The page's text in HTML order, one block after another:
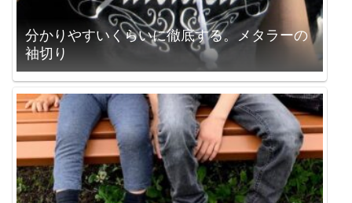
分かりやすいくらいに徹底する。メタラーの
袖切り